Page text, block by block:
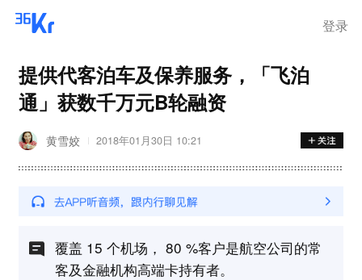
登录
提供代客泊车及保养服务，「飞泊
通」获数千万元B轮融资
黄雪姣 2018年01月30日 10:21
覆盖 15 个机场， 80 %客户是航空公司的常
客及金融机构高端卡持有者。